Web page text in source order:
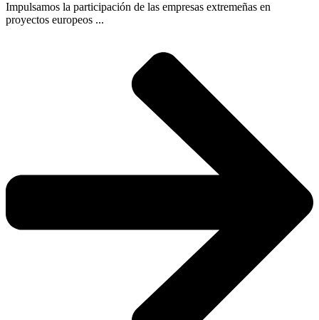
Impulsamos la participación de las empresas extremeñas en
proyectos europeos ...